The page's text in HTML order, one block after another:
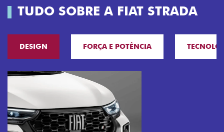
TUDO SOBRE A FIAT STRADA
DESIGN FORÇA E POTÊNCIA